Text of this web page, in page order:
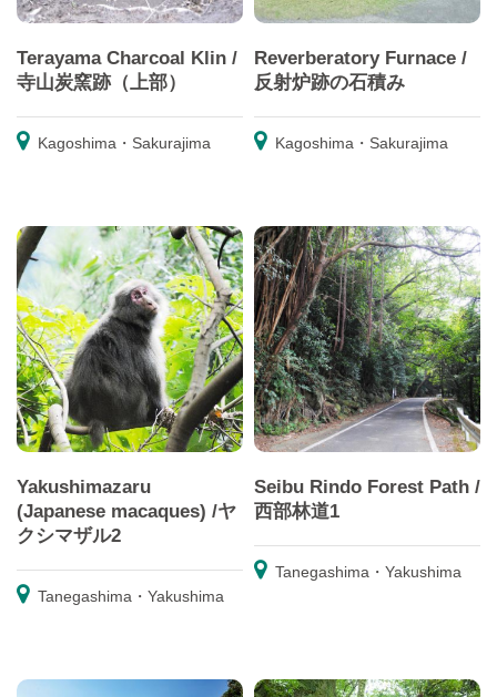
Terayama Charcoal Klin /
寺山炭窯跡（上部）
Kagoshima・Sakurajima
Reverberatory Furnace /
反射炉跡の石積み
Kagoshima・Sakurajima
Yakushimazaru
(Japanese macaques) /ヤ
クシマザル2
Tanegashima・Yakushima
Seibu Rindo Forest Path /
西部林道1
Tanegashima・Yakushima